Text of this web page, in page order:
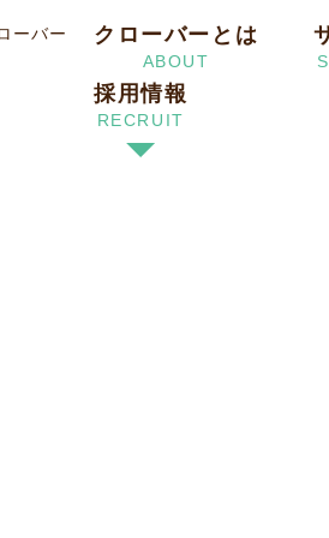
ーバー クローバーとは
ABOUT
採用情報
RECRUIT
宅（在宅）」はど